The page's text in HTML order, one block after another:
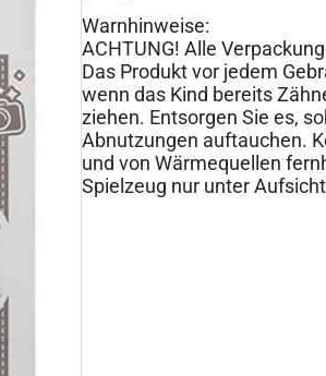
Warnhinweise:
ACHTUNG! Alle
Das Produkt vor jedem
wenn das Kind bereits
ziehen. Entsorgen Sie es,
Abnutzungen auftauchen.
und von Wärmequellen
Spielzeug nur unter